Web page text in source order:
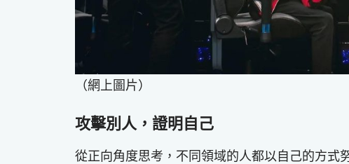
（網上圖片）
攻擊別人，證明自己
從正向角度思考，不同領域的人都以自己的方式